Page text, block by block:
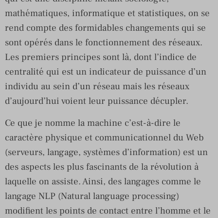
mathématiques, informatique et statistiques, on se
rend compte des formidables changements qui se
sont opérés dans le fonctionnement des réseaux.
Les premiers principes sont là, dont l’indice de
centralité qui est un indicateur de puissance d’un
individu au sein d’un réseau mais les réseaux
d’aujourd’hui voient leur puissance décupler.
Ce que je nomme la machine c’est-à-dire le
caractère physique et communicationnel du Web
(serveurs, langage, systèmes d’information) est un
des aspects les plus fascinants de la révolution à
laquelle on assiste. Ainsi, des langages comme le
langage NLP (Natural language processing)
modifient les points de contact entre l’homme et le